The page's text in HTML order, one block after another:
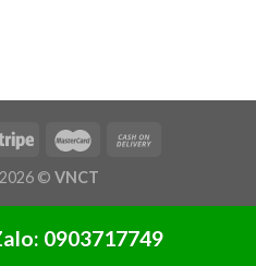
© VNCT
0903717749